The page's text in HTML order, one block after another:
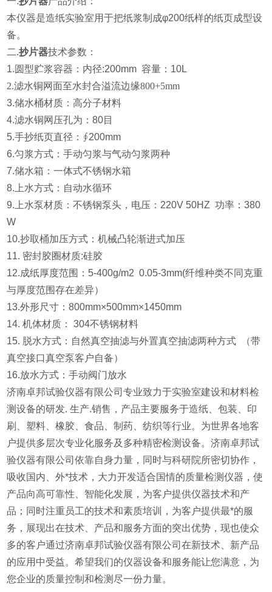
本仪器是造纸实验室用于把纸浆制成φ200纸样的纸页成型设
备。
二.抄片器技术参数：
1.圆型贮浆容器：内径:200mm 容量：10L
2.滤水铜网面至水封合溢流边缘800+5mm
3.储水桶材质：高分子材料
4.滤水铜网压孔为：80目
5.手抄纸页直径：∮200mm
6.匀浆方式：手动匀浆与气动匀浆两种
7.储水箱：一体式不锈钢水箱
8.上水方式：自动水循环
9.上水泵材质：不锈钢泵头，电压：220V 50HZ 功率：380
W
10.抄取桶加压方式：机械凸轮渐进式加压
11. 密封胶圈材质:硅胶
12.成纸厚度范围：5-400g/m2 0.05-3mm(纤维种类不同克重
与厚度范围存在差异）
13.外形尺寸：800mm×500mm×1450mm
14. 机体材质： 304不锈钢材料
15. 脱水方式：自然真空抽滤与外置真空抽滤两种方式 （带
真空接口真空泵客户自备）
16.放水方式：手动阀门放水
济南卓邦试验仪器有限公司专业致力于实验室建设和材料检
测设备的研发. 生产.销售，产品主要服务于造纸、包装、印
刷、塑料、橡胶、食品、制药、纺织等行业。为世界各地客
户提供多层次专业化服务及多种精密检测设备。济南卓邦试
验仪器有限公司依靠自身力量，同时与科研院所密切协作，
吸收国内、外*技术，大力开发适合国情的质量检测仪器，使
产品向高可靠性、智能化发展，为客户提供仪器技术和产
品；同时注重员工的技术和素质培训，为客户提供最*的服
务，展现出在技术、产品和服务方面的突出优势，现也使众
多的客户通过济南卓邦试验仪器有限公司在新技术、新产品
的应用中受益。希望我们的仪器设备和服务能让您满意，为
您企业的质量控制和检测尽一份力量。